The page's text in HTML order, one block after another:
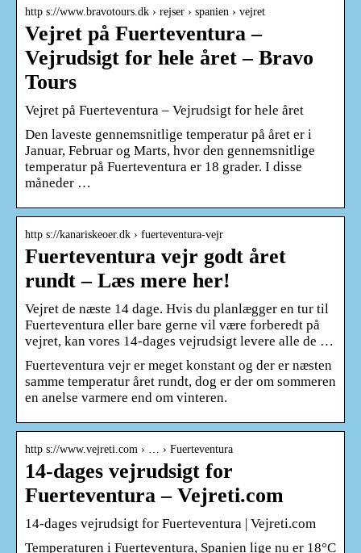
http s://www.bravotours.dk › rejser › spanien › vejret
Vejret på Fuerteventura –
Vejrudsigt for hele året – Bravo
Tours
Vejret på Fuerteventura – Vejrudsigt for hele året
Den laveste gennemsnitlige temperatur på året er i
Januar, Februar og Marts, hvor den gennemsnitlige
temperatur på Fuerteventura er 18 grader. I disse
måneder …
http s://kanariskeoer.dk › fuerteventura-vejr
Fuerteventura vejr godt året
rundt – Læs mere her!
Vejret de næste 14 dage. Hvis du planlægger en tur til
Fuerteventura eller bare gerne vil være forberedt på
vejret, kan vores 14-dages vejrudsigt levere alle de …
Fuerteventura vejr er meget konstant og der er næsten
samme temperatur året rundt, dog er der om sommeren
en anelse varmere end om vinteren.
http s://www.vejreti.com › … › Fuerteventura
14-dages vejrudsigt for
Fuerteventura – Vejreti.com
14-dages vejrudsigt for Fuerteventura | Vejreti.com
Temperaturen i Fuerteventura, Spanien lige nu er 18°C